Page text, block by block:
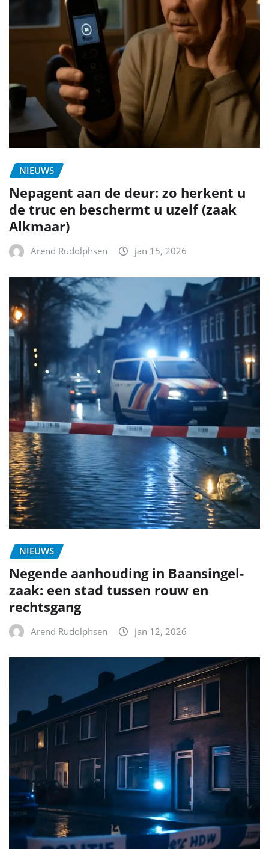
NIEUWS
Nepagent aan de deur: zo herkent u
de truc en beschermt u uzelf (zaak
Alkmaar)
Arend Rudolphsen jan 15, 2026
NIEUWS
Negende aanhouding in Baansingel-
zaak: een stad tussen rouw en
rechtsgang
Arend Rudolphsen jan 12, 2026